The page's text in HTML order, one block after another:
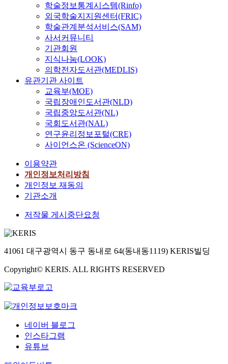
학술정보통계시스템(Rinfo)
외국학술지지원센터(FRIC)
학술관계분석서비스(SAM)
사서커뮤니티
기관회원
지식나눔(LOOK)
의학전자도서관(MEDLIS)
유관기관 사이트
교육부(MOE)
국립장애인도서관(NLD)
국립중앙도서관(NL)
국회도서관(NAL)
연구윤리정보포털(CRE)
사이언스온 (ScienceON)
이용약관
개인정보처리방침
개인정보 재동의
기관소개
저작물 게시중단요청
41061 대구광역시 동구 동내로 64(동내동1119) KERIS빌딩
Copyright© KERIS. ALL RIGHTS RESERVED
네이버 블로그
인스타그램
유튜브